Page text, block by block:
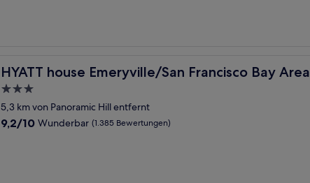
HYATT house Emeryville/San Francisco Bay Area
HYATT house Emeryville/San Francisco Bay Area
3.0-
Sterne-
Unterkunft
5,3 km von Panoramic Hill entfernt
9.2
9,2/10 Wunderbar (1.385 Bewertungen)